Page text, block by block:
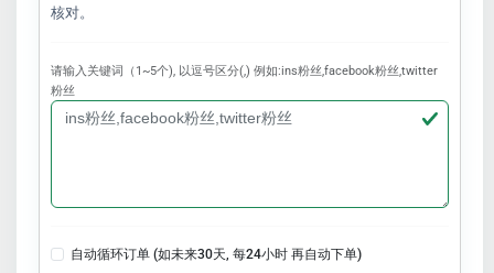
核对。
请输入关键词（1~5个), 以逗号区分(,) 例如:ins粉丝,facebook粉丝,twitter
粉丝
自动循环订单 (如未来30天, 每24小时 再自动下单)